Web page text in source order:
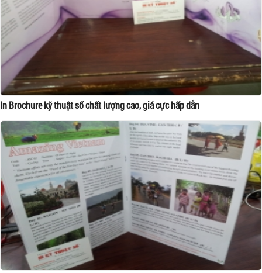
In Brochure kỹ thuật số chất lượng cao, giá cực hấp dẫn